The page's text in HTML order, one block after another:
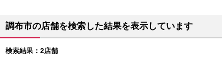
調布市の店舗を検索した結果を表示しています
検索結果：2店舗